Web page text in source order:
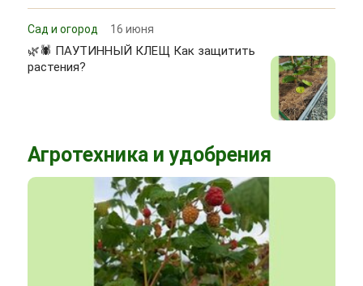
Сад и огород 16 июня
🌿🕷 ПАУТИННЫЙ КЛЕЩ Как защитить
растения?
Агротехника и удобрения